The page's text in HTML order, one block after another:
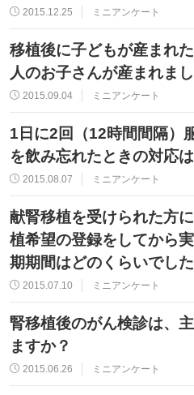
2015.12.25 ミニアンケート
移植後に子どもが産まれ
人のお子さんが産まれまし
2015.09.04 ミニアンケート
1日に2回（12時間間隔）
を飲み忘れたときの対応
2015.08.07 ミニアンケート
献腎移植を受けられた方
植希望の登録をしてから
期期間はどのくらいでし
2015.07.10 ミニアンケート
腎移植後のがん検診は、
ますか？
2015.06.26 ミニアンケート